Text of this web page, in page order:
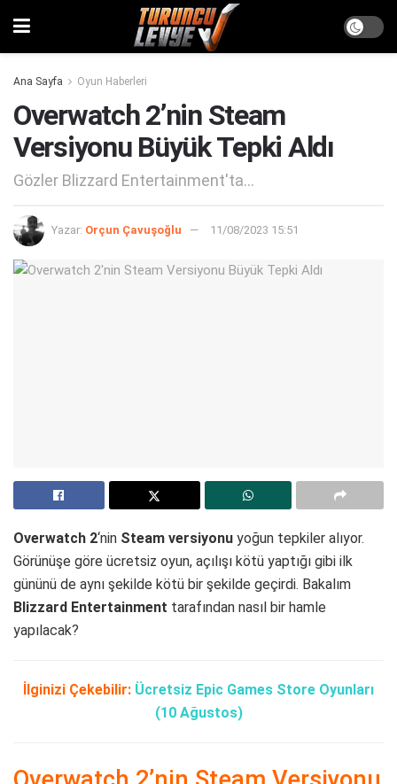
Ana Sayfa Oyun Haberleri
Overwatch 2’nin Steam
Versiyonu Büyük Tepki Aldı
Gözler Blizzard Entertainment'ta...
Yazar: Orçun Çavuşoğlu 11/08/2023 15:51
Overwatch 2‘nin Steam versiyonu yoğun tepkiler alıyor.
Görünüşe göre ücretsiz oyun, açılışı kötü yaptığı gibi ilk
gününü de aynı şekilde kötü bir şekilde geçirdi. Bakalım
Blizzard Entertainment tarafından nasıl bir hamle
yapılacak?
İlginizi Çekebilir: Ücretsiz Epic Games Store Oyunları
(10 Ağustos)